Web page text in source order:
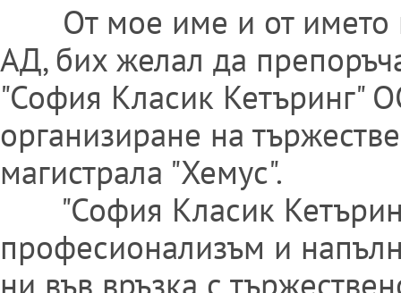
От мое име и от името
АД, бих желал да
"София Класик Кетъринг"
организиране на
магистрала "Хемус".
"София Класик
професионализъм и
ни във връзка с